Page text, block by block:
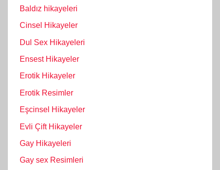
Baldız hikayeleri
Cinsel Hikayeler
Dul Sex Hikayeleri
Ensest Hikayeler
Erotik Hikayeler
Erotik Resimler
Eşcinsel Hikayeler
Evli Çift Hikayeler
Gay Hikayeleri
Gay sex Resimleri